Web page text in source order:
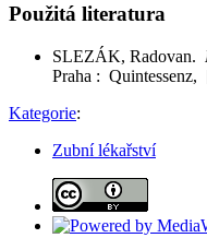
Použitá literatura
SLEZÁK, Radovan.
Praha : Quintessenz,
Kategorie:
Zubní lékařství